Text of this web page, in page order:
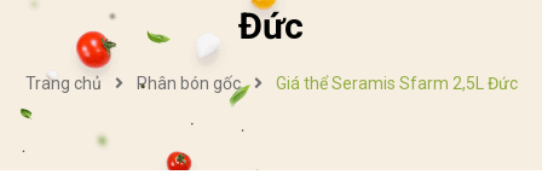
Đức
Trang chủ Phân bón gốc Giá thể Seramis Sfarm 2,5L Đức